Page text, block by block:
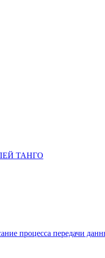
ТАНГО
процесса передачи